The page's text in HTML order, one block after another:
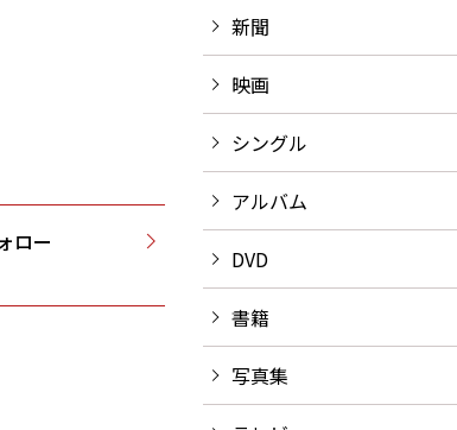
ロー
新聞
映画
シングル
アルバム
DVD
書籍
写真集